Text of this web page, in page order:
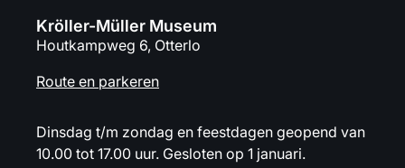
Kröller-Müller Museum
Houtkampweg 6, Otterlo
Route en parkeren
Dinsdag t/m zondag en feestdagen geopend van
10.00 tot 17.00 uur. Gesloten op 1 januari.